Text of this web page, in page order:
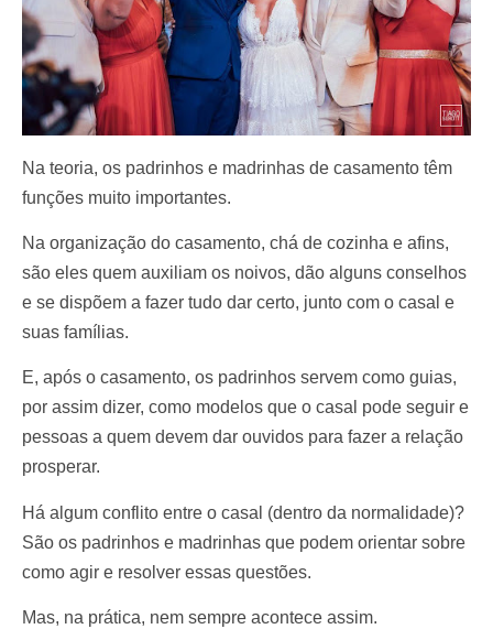
Na teoria, os padrinhos e madrinhas de casamento têm
funções muito importantes.
Na organização do casamento, chá de cozinha e afins,
são eles quem auxiliam os noivos, dão alguns conselhos
e se dispõem a fazer tudo dar certo, junto com o casal e
suas famílias.
E, após o casamento, os padrinhos servem como guias,
por assim dizer, como modelos que o casal pode seguir e
pessoas a quem devem dar ouvidos para fazer a relação
prosperar.
Há algum conflito entre o casal (dentro da normalidade)?
São os padrinhos e madrinhas que podem orientar sobre
como agir e resolver essas questões.
Mas, na prática, nem sempre acontece assim.